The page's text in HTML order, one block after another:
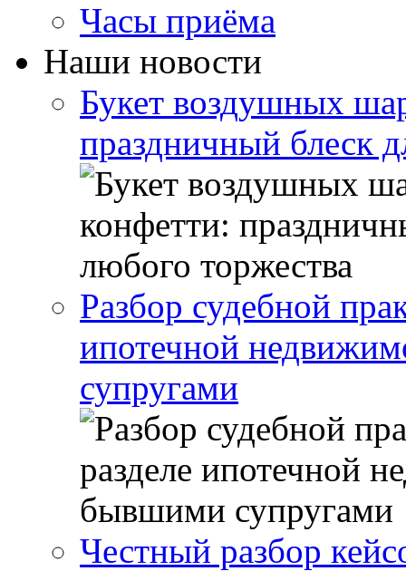
Часы приёма
Наши новости
Букет воздушных
праздничный блеск
Разбор судебной
ипотечной
супругами
Честный разбор